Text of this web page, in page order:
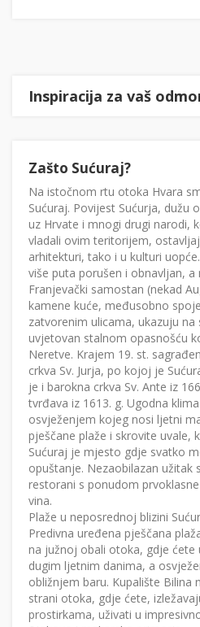
Inspiracija za vaš
Zašto Sućuraj?
Na istočnom rtu otoka Hvara
Sućuraj. Povijest Sućurja, dužu
uz Hrvate i mnogi drugi narodi,
vladali ovim teritorijem,
arhitekturi, tako i u kulturi
više puta porušen i obnavljan,
Franjevački samostan (nekad
kamene kuće, međusobno
zatvorenim ulicama, ukazuju na
uvjetovan stalnom opasnošću
Neretve. Krajem 19. st.
crkva Sv. Jurja, po kojoj je
je i barokna crkva Sv. Ante iz
tvrđava iz 1613. g. Ugodna
osvježenjem kojeg nosi ljetni
pješčane plaže i skrovite uvale,
Sućuraj je mjesto gdje svatko
opuštanje. Nezaobilazan užitak
restorani s ponudom
vina.
Plaže u neposrednoj blizini
Predivna uređena pješčana
na južnoj obali otoka, gdje ćete
dugim ljetnim danima, a
obližnjem baru. Kupalište Bilina
strani otoka, gdje ćete,
prostirkama, uživati u